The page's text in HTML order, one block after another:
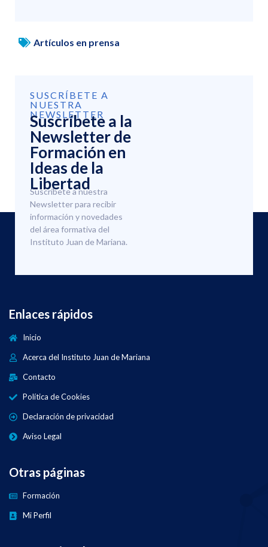
Artículos en prensa
SUSCRÍBETE A
NUESTRA
NEWSLETTER
Suscríbete a la
Newsletter de
Formación en
Ideas de la
Libertad
Suscríbete a nuestra
Newsletter para recibir
información y novedades
del área formativa del
Instituto Juan de Mariana.
Enlaces rápidos
Inicio
Acerca del Instituto Juan de Mariana
Contacto
Política de Cookies
Declaración de privacidad
Aviso Legal
Otras páginas
Formación
Mi Perfil